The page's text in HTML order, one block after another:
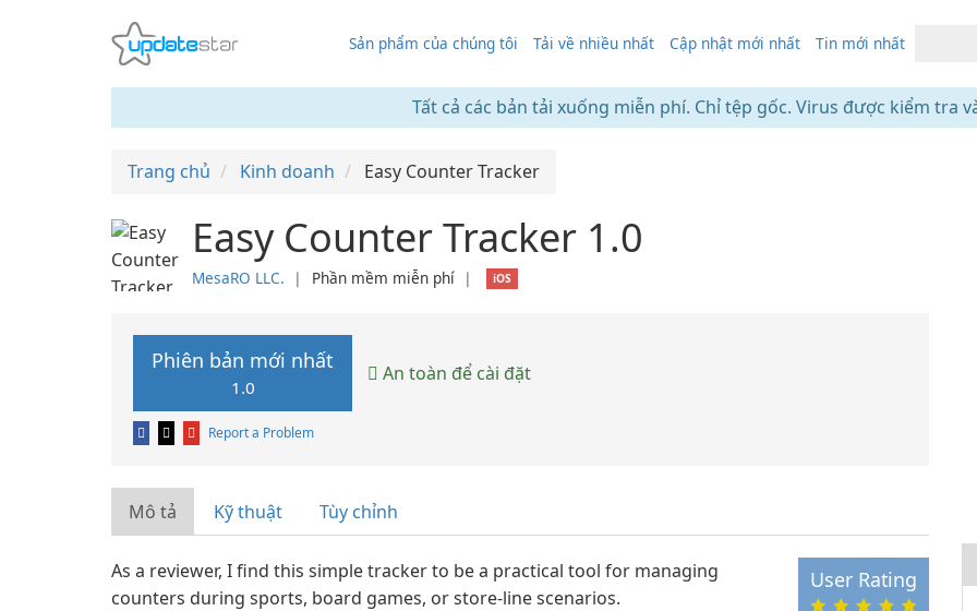
Sản phẩm của chúng tôi Tải về nhiều nhất Cập nhật mới nhất Tin mới nhất
Tất cả các bản tải xuống miễn phí. Chỉ tệp gốc. Virus được kiểm tra
Trang chủ Kinh doanh Easy Counter Tracker
Easy Counter Tracker 1.0
MesaRO LLC. ❘ Phần mềm miễn phí ❘ iOS
Phiên bản mới nhất
1.0
An toàn để cài đặt
Report a Problem
Mô tả Kỹ thuật Tùy chỉnh
User Rating
As a reviewer, I find this simple tracker to be a practical tool for managing
counters during sports, board games, or store-line scenarios.